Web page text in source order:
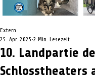
10. Landpartie
Schlosstheaters
Extern
25. Apr. 2025 2 Min. Lesezeit